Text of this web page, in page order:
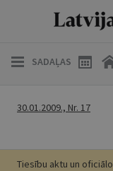
SADAĻAS
30.01.2009., Nr. 17
Tiesību aktu un